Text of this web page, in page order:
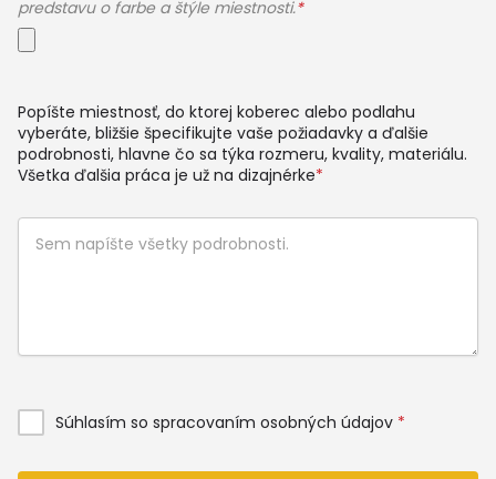
predstavu o farbe a štýle miestnosti.*
Popíšte miestnosť, do ktorej koberec alebo podlahu
vyberáte, bližšie špecifikujte vaše požiadavky a ďalšie
podrobnosti, hlavne čo sa týka rozmeru, kvality, materiálu.
Všetka ďalšia práca je už na dizajnérke*
Súhlasím so spracovaním osobných údajov *